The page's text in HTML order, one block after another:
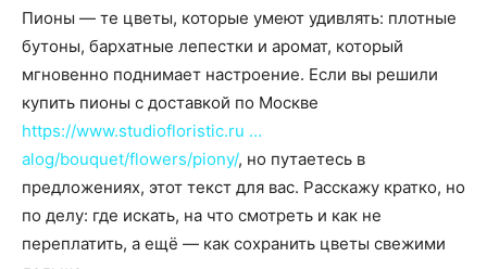
Пионы — те цветы, которые умеют удивлять: плотные
бутоны, бархатные лепестки и аромат, который
мгновенно поднимает настроение. Если вы решили
купить пионы с доставкой по Москве
https://www.studiofloristic.ru …
alog/bouquet/flowers/piony/, но путаетесь в
предложениях, этот текст для вас. Расскажу кратко, но
по делу: где искать, на что смотреть и как не
переплатить, а ещё — как сохранить цветы свежими